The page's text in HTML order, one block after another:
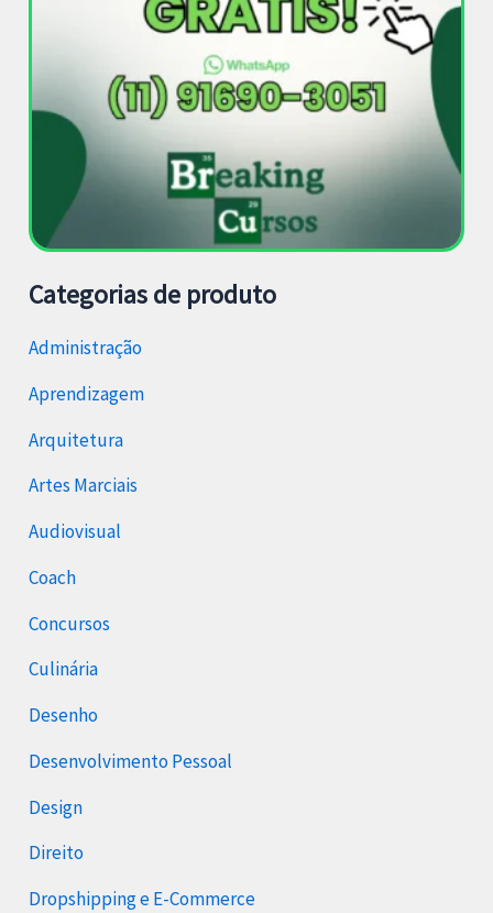
Categorias de produto
Administração
Aprendizagem
Arquitetura
Artes Marciais
Audiovisual
Coach
Concursos
Culinária
Desenho
Desenvolvimento Pessoal
Design
Direito
Dropshipping e E-Commerce